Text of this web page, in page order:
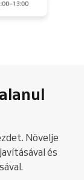
Növelje
és